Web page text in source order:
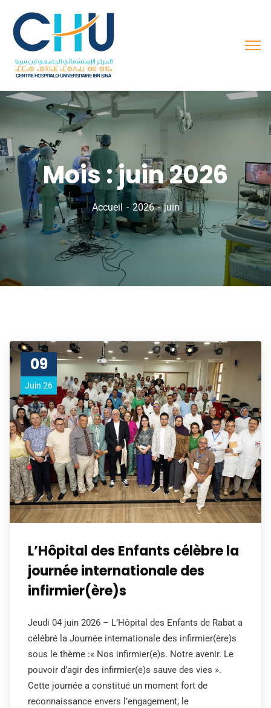
Mois :juin 2026
Accueil 2026 juin
09
Juin 26
L’Hôpital des Enfants célèbre la
journée internationale des
infirmier(ère)s
Jeudi 04 juin 2026 – L’Hôpital des Enfants de Rabat a
célébré la Journée internationale des infirmier(ère)s
sous le thème :« Nos infirmier(e)s. Notre avenir. Le
pouvoir d’agir des infirmier(e)s sauve des vies ».
Cette journée a constitué un moment fort de
reconnaissance envers l’engagement, le